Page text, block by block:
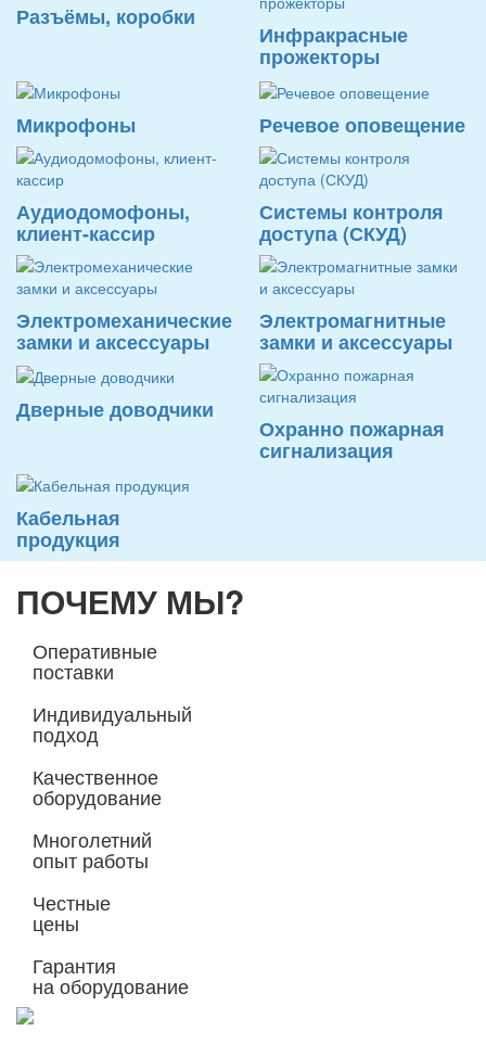
Разъёмы, коробки
Инфракрасные
прожекторы
Микрофоны Речевое оповещение
Аудиодомофоны,
клиент-кассир
Системы контроля
доступа (СКУД)
Электромеханические
замки и аксессуары
Электромагнитные
замки и аксессуары
Дверные доводчики
Охранно пожарная
сигнализация
Кабельная
продукция
ПОЧЕМУ МЫ?
Оперативные
поставки
Индивидуальный
подход
Качественное
оборудование
Многолетний
опыт работы
Честные
цены
Гарантия
на оборудование